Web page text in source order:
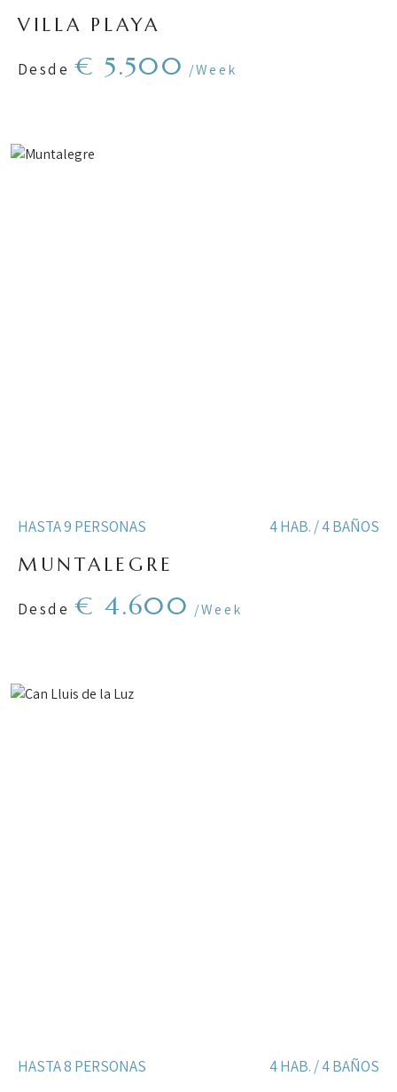
VILLA PLAYA
Desde € 5.500 /Week
HASTA 9 PERSONAS 4 HAB. / 4 BAÑOS
MUNTALEGRE
Desde € 4.600 /Week
HASTA 8 PERSONAS 4 HAB. / 4 BAÑOS